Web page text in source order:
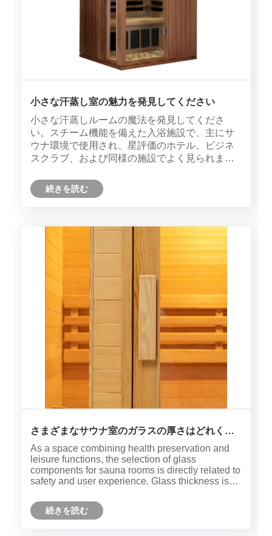
小さな汗蒸し室の魅力を発見してください
小さな汗蒸しルームの魔法を発見してくださ
い。スチーム機能を備えた入浴施設で、主にサ
ウナ環境で使用され、星評価のホテル、ビジネ
スクラブ、および同様の施設でよく見られま
続きを読む
さまざまなサウナ室のガラスの厚さはどれくら
いですか?
As a space combining health preservation and
leisure functions, the selection of glass
components for sauna rooms is directly related to
safety and user experience. Glass thickness is
comprehensively consider multiple factors such
as thermal stability, mechanical ......
続きを読む